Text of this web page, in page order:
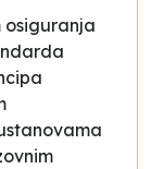
osiguranja